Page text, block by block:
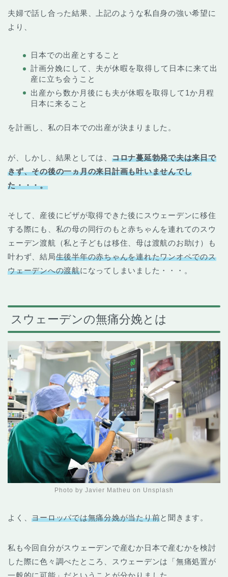
夫婦で話し合った結果、上記のような私自身の強い希望に
より、
日本での出産とすること
計画分娩にして、夫が休暇を取得して日本に来て出
産に立ち会うこと
出産から数か月後にも夫が休暇を取得して1か月程
日本に来ること
を計画し、私の日本での出産が決まりました。
が、しかし、結果としては、 コロナ蔓延勃発で夫は来日で
きず、その後の一ヵ月の来日計画も叶いませんでし
た・・・。
そして、産後にビザが取得できた後にスウェーデンに移住
する際にも、私の母の同行のもと赤ちゃんを連れてのスウ
ェーデン渡航（私と子どもは移住、母は渡航のお助け）も
叶わず、結局生後半年の赤ちゃんを連れたワンオペでのス
ウェーデンへの渡航になってしまいました・・・。
スウェーデンの無痛分娩とは
Photo by Javier Matheu on Unsplash
よく、ヨーロッパでは無痛分娩が当たり前と聞きます。
私も今回自分がスウェーデンで産むか日本で産むかを検討
した際に色々調べたところ、スウェーデンは「無痛処置が